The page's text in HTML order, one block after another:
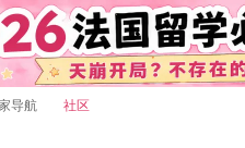
导航 社区